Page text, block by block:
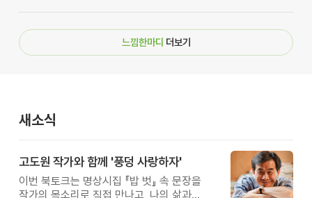
느낌한마디 더보기
새소식
고도원 작가와 함께 '풍덩 사랑하자'
이번 북토크는 명상시집 『밥 벗』 속 문장을
작가의 목소리로 직접 만나고, 나의 삶과